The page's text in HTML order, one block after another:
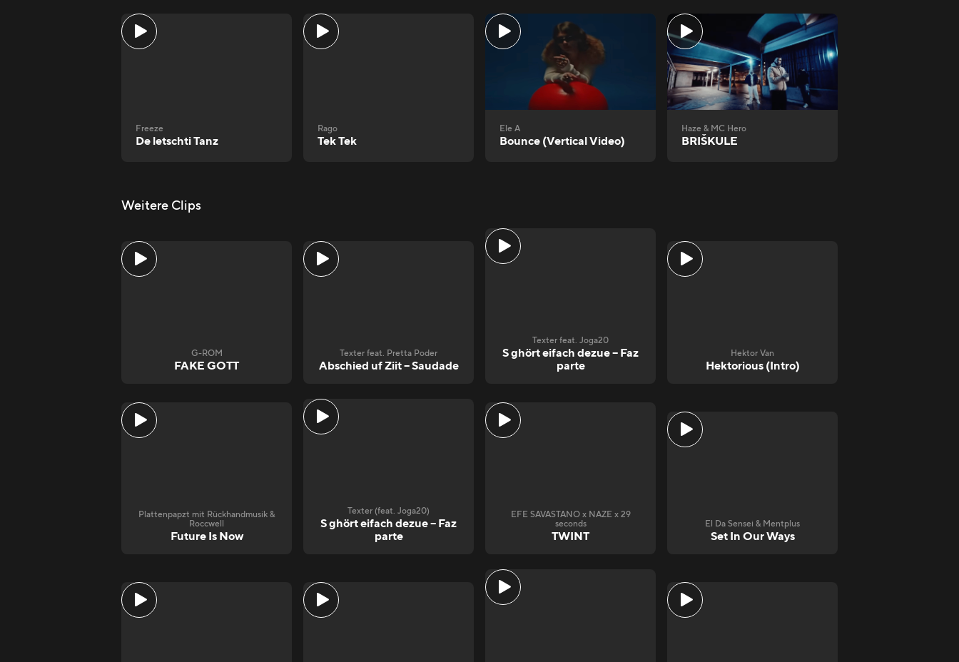
Freeze
De letschti Tanz
Rago
Tek Tek
Ele A
Bounce (Vertical Video)
Haze & MC Hero
BRIŠKULE
Weitere Clips
G-ROM
FAKE GOTT
Texter feat. Pretta Poder
Abschied uf Ziit – Saudade
Texter feat. Joga20
S ghört eifach dezue – Faz
parte
Hektor Van
Hektorious (Intro)
Plattenpapzt mit Rückhandmusik &
Roccwell
Future Is Now
Texter (feat. Joga20)
S ghört eifach dezue – Faz
parte
EFE SAVASTANO x NAZE x 29
seconds
TWINT
El Da Sensei & Mentplus
Set In Our Ways